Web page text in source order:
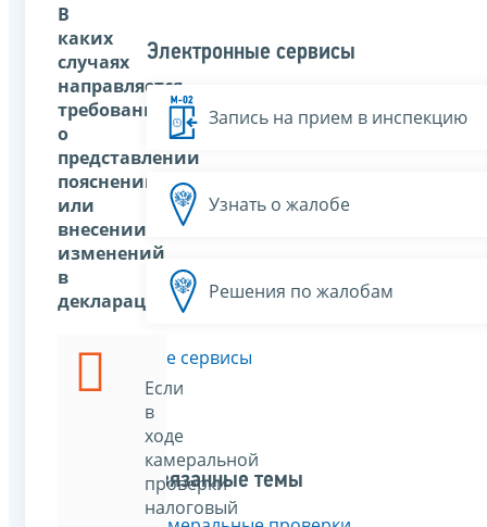
В
каких
случаях
направляется
требование
о
представлении
пояснений
или
внесении
изменений
в
декларацию?
Если
в
ходе
камеральной
проверки
налоговый
Электронные сервисы
Запись на прием в инспекцию
Узнать о жалобе
Решения по жалобам
Все сервисы
Связанные темы